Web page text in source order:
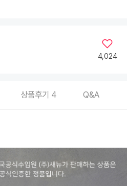
4,024
상품후기 4 Q&A